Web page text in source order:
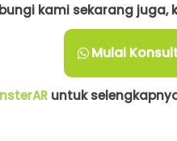
kami sekarang juga,
Mulai
untuk